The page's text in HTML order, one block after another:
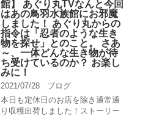
館】 あぐり丸TVなんと今回
はあの鳥羽水族館にお邪魔
しました！ あぐり丸からの
指令は「忍者のような生き
物を探せ」とのこと。 さあ
～、一体どんな生き物が待
ち受けているのか？ お楽し
みに！
2021/07/28
ブログ
本日も定休日のお店を除き通常通
り収穫出荷しました！ストーリー